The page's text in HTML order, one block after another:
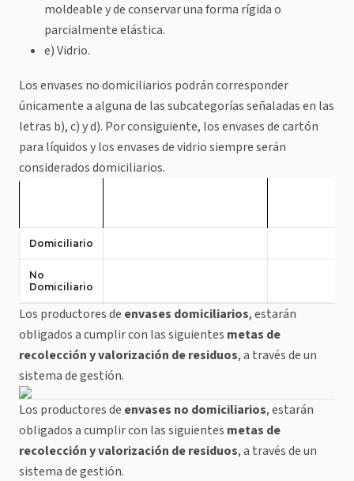
moldeable y de conservar una forma rígida o
parcialmente elástica.
e) Vidrio.
Los envases no domiciliarios podrán corresponder
únicamente a alguna de las subcategorías señaladas en las
letras b), c) y d). Por consiguiente, los envases de cartón
para líquidos y los envases de vidrio siempre serán
considerados domiciliarios.
Domiciliario
No
Domiciliario
Los productores de envases domiciliarios, estarán
obligados a cumplir con las siguientes metas de
recolección y valorización de residuos, a través de un
sistema de gestión.
Los productores de envases no domiciliarios, estarán
obligados a cumplir con las siguientes metas de
recolección y valorización de residuos, a través de un
sistema de gestión.